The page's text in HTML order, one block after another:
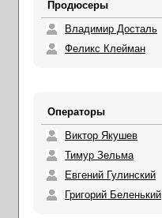
Продюсеры
Владимир Досталь
Феликс Клейман
Операторы
Виктор Якушев
Тимур Зельма
Евгений Гулинский
Григорий Беленький